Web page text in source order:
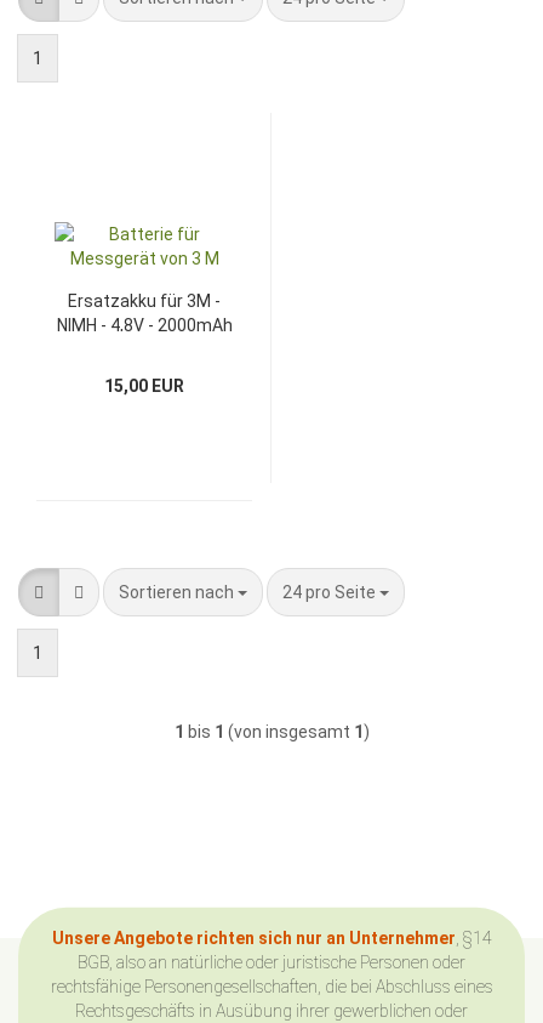
1
Ersatzakku für 3M -
NIMH - 4,8V - 2000mAh
15,00 EUR
Sortieren nach
Sortieren nach 24 pro Seite
pro Seite
1
1 bis 1 (von insgesamt 1 )
Unsere Angebote richten sich nur an Unternehmer , §14
BGB, also an natürliche oder juristische Personen oder
rechtsfähige Personengesellschaften, die bei Abschluss eines
Rechtsgeschäfts in Ausübung ihrer gewerblichen oder